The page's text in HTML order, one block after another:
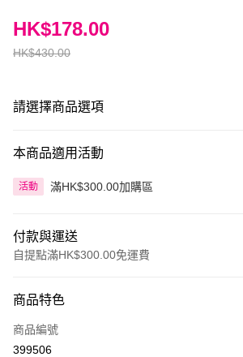
HK$430.00
HK$178.00
請選擇商品選項
本商品適用活動
活動 滿HK$300.00加購區
付款與運送
自提點滿HK$300.00免運費
信用卡
Apple Pay
商品特色
商品編號
399506